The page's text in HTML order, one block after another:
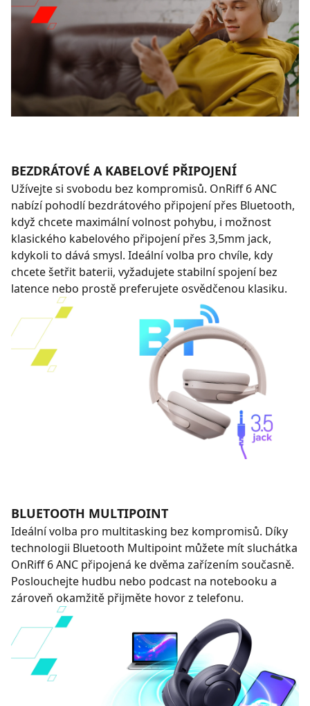
BEZDRÁTOVÉ A KABELOVÉ PŘIPOJENÍ
Užívejte si svobodu bez kompromisů. OnRiff 6 ANC
nabízí pohodlí bezdrátového připojení přes Bluetooth,
když chcete maximální volnost pohybu, i možnost
klasického kabelového připojení přes 3,5mm jack,
kdykoli to dává smysl. Ideální volba pro chvíle, kdy
chcete šetřit baterii, vyžadujete stabilní spojení bez
latence nebo prostě preferujete osvědčenou klasiku.
BLUETOOTH MULTIPOINT
Ideální volba pro multitasking bez kompromisů. Díky
technologii Bluetooth Multipoint můžete mít sluchátka
OnRiff 6 ANC připojená ke dvěma zařízením současně.
Poslouchejte hudbu nebo podcast na notebooku a
zároveň okamžitě přijměte hovor z telefonu.